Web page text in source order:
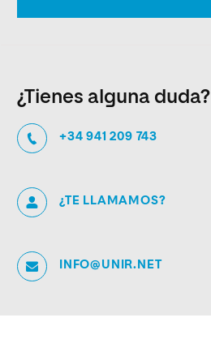
¿Tienes alguna duda?
+34 941 209 743
¿TE LLAMAMOS?
INFO@UNIR.NET